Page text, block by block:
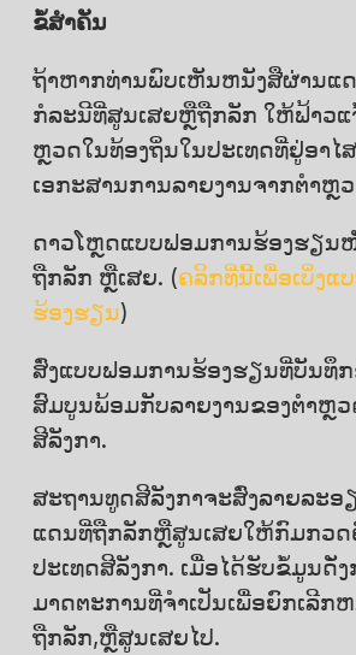
ຂໍ້ສຳຄັນ
ຖ້າຫາກທ່ານພົບເຫັນຫນັງສືຜ່ານແ
ກໍລະນີທີ່ສູນເສຍຫຼືຖືກລັກ ໃຫ້ຟ້າວແ
ຫຼວດໃນທ້ອງຖິ່ນໃນປະເທດທີ່ຢູ່ອາໄ
ເອກະສານການລາຍງານຈາກຕໍາຫຼ
ດາວໂຫຼດແບບຟອມການຮ້ອງຮຽນ
ຖືກລັກ ຫຼືເສຍ. (ຄລິກທີ່ນີ້ເພື່ອເບິ່ງແ
ຮ້ອງຮຽນ)
ສົ່ງແບບຟອມການຮ້ອງຮຽນທີ່ບັນທຶ
ສົມບູນພ້ອມກັບລາຍງານຂອງຕໍາຫຼ
ສີລັງກາ.
ສະຖານທູດສີລັງກາຈະສົ່ງລາຍລະ
ແດນທີ່ຖືກລັກຫຼືສູນເສຍໃຫ້ກົມກວດ
ປະເທດສີລັງກາ. ເມື່ອໄດ້ຮັບຂໍ້ມູນດັ່
ມາດຕະການທີ່ຈໍາເປັນເພື່ອຍົກເລີກ
ຖືກລັກ,ຫຼືສູນເສຍໄປ.